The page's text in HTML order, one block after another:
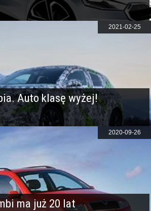
Auto klasę wyżej!
2021-02-25
ma już 20 lat
2020-09-26